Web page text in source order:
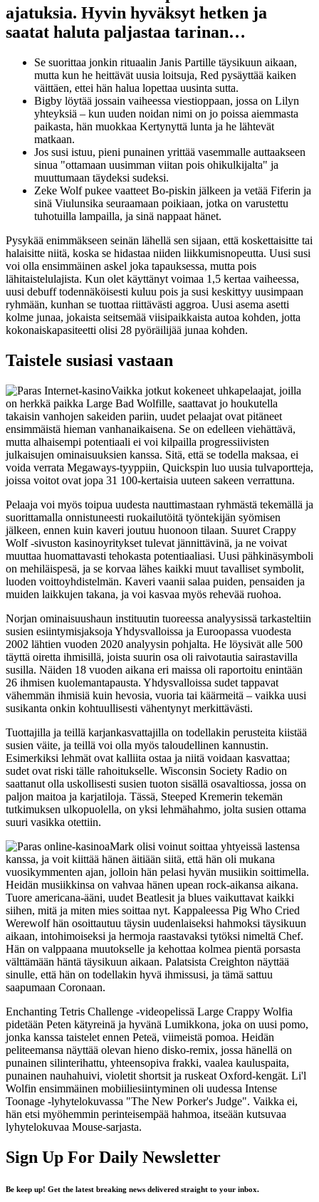
ajatuksia. Hyvin hyväksyt hetken ja
saatat haluta paljastaa tarinan…
Se suorittaa jonkin rituaalin Janis Partille täysikuun aikaan,
mutta kun he heittävät uusia loitsuja, Red pysäyttää kaiken
väittäen, ettei hän halua lopettaa uusinta sutta.
Bigby löytää jossain vaiheessa viestioppaan, jossa on Lilyn
yhteyksiä – kun uuden noidan nimi on jo poissa aiemmasta
paikasta, hän muokkaa Kertynyttä lunta ja he lähtevät
matkaan.
Jos susi istuu, pieni punainen yrittää vasemmalle auttaakseen
sinua "ottamaan uusimman viitan pois ohikulkijalta" ja
muuttumaan täydeksi sudeksi.
Zeke Wolf pukee vaatteet Bo-piskin jälkeen ja vetää Fiferin ja
sinä Viulunsika seuraamaan poikiaan, jotka on varustettu
tuhotuilla lampailla, ja sinä nappaat hänet.
Pysykää enimmäkseen seinän lähellä sen sijaan, että koskettaisitte tai
halaisitte niitä, koska se hidastaa niiden liikkumisnopeutta. Uusi susi
voi olla ensimmäinen askel joka tapauksessa, mutta pois
lähitaistelulajista. Kun olet käyttänyt voimaa 1,5 kertaa vaiheessa,
uusi debuff todennäköisesti kuluu pois ja susi keskittyy uusimpaan
ryhmään, kunhan se tuottaa riittävästi aggroa. Uusi asema asetti
kolme junaa, jokaista seitsemää viisipaikkaista autoa kohden, jotta
kokonaiskapasiteetti olisi 28 pyöräilijää junaa kohden.
Taistele susiasi vastaan
Vaikka jotkut kokeneet uhkapelaajat, joilla
on herkkä paikka Large Bad Wolfille, saattavat jo houkutella
takaisin vanhojen sakeiden pariin, uudet pelaajat ovat pitäneet
ensimmäistä hieman vanhanaikaisena. Se on edelleen viehättävä,
mutta alhaisempi potentiaali ei voi kilpailla progressiivisten
julkaisujen ominaisuuksien kanssa. Sitä, että se todella maksaa, ei
voida verrata Megaways-tyyppiin, Quickspin luo uusia tulvaportteja,
joissa voitot ovat jopa 31 100-kertaisia ​​uuteen sakeen verrattuna.
Pelaaja voi myös toipua uudesta nauttimastaan ​​ryhmästä tekemällä ja
suorittamalla onnistuneesti ruokailutöitä työntekijän syömisen
jälkeen, ennen kuin kaveri joutuu huonoon tilaan. Suuret Crappy
Wolf -sivuston kasinoyritykset tulevat jännittävinä, ja ne voivat
muuttaa huomattavasti tehokasta potentiaaliasi. Uusi pähkinäsymboli
on mehiläispesä, ja se korvaa lähes kaikki muut tavalliset symbolit,
luoden voittoyhdistelmän. Kaveri vaanii salaa puiden, pensaiden ja
muiden laikkujen takana, ja voi kasvaa myös rehevää ruohoa.
Norjan ominaisuushaun instituutin tuoreessa analyysissä tarkasteltiin
susien esiintymisjaksoja Yhdysvalloissa ja Euroopassa vuodesta
2002 lähtien vuoden 2020 analyysin pohjalta. He löysivät alle 500
täyttä oiretta ihmisillä, joista suurin osa oli raivotautia sairastavilla
susilla. Näiden 18 vuoden aikana eri maissa oli raportoitu enintään
26 ihmisen kuolemantapausta. Yhdysvalloissa sudet tappavat
vähemmän ihmisiä kuin hevosia, vuoria tai käärmeitä – vaikka uusi
susikanta onkin kohtuullisesti vähentynyt merkittävästi.
Tuottajilla ja teillä karjankasvattajilla on todellakin perusteita kiistää
susien väite, ja teillä voi olla myös taloudellinen kannustin.
Esimerkiksi lehmät ovat kalliita ostaa ja niitä voidaan kasvattaa;
sudet ovat riski tälle rahoitukselle. Wisconsin Society Radio on
saattanut olla uskollisesti susien tuoton sisällä osavaltiossa, jossa on
paljon maitoa ja karjatiloja. Tässä, Steeped Kremerin tekemän
tutkimuksen ulkopuolella, on yksi lehmähahmo, jolta susien ottama
suuri vasikka otettiin.
Mark olisi voinut soittaa yhtyeissä lastensa
kanssa, ja voit kiittää hänen äitiään siitä, että hän oli mukana
vuosikymmenten ajan, jolloin hän pelasi hyvän musiikin soittimella.
Heidän musiikkinsa on vahvaa hänen upean rock-aikansa aikana.
Tuore americana-ääni, uudet Beatlesit ja blues vaikuttavat kaikki
siihen, mitä ja miten mies soittaa nyt. Kappaleessa Pig Who Cried
Werewolf hän osoittautuu täysin uudenlaiseksi hahmoksi täysikuun
aikaan, intohimoiseksi ja hermoja raastavaksi tytöksi nimeltä Chef.
Hän on valppaana muutokselle ja kehottaa kolmea pientä porsasta
välttämään häntä täysikuun aikaan. Palatsista Creighton näyttää
sinulle, että hän on todellakin hyvä ihmissusi, ja tämä sattuu
saapumaan Coronaan.
Enchanting Tetris Challenge -videopelissä Large Crappy Wolfia
pidetään Peten kätyreinä ja hyvänä Lumikkona, joka on uusi pomo,
jonka kanssa taistelet ennen Peteä, viimeistä pomoa. Heidän
peliteemansa näyttää olevan hieno disko-remix, jossa hänellä on
punainen silinterihattu, yhteensopiva frakki, vaalea kauluspaita,
punainen nauhahuivi, violetit shortsit ja ruskeat Oxford-kengät. Li'l
Wolfin ensimmäinen mobiiliesiintyminen oli uudessa Intense
Toonage -lyhytelokuvassa "The New Porker's Judge". Vaikka ei,
hän etsi myöhemmin perinteisempää hahmoa, itseään kutsuvaa
lyhytelokuvaa Mouse-sarjasta.
Sign Up For Daily Newsletter
Be keep up! Get the latest breaking news delivered straight to your inbox.